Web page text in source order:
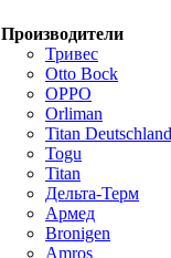
Производители
Тривес
Otto Bock
OPPO
Orliman
Titan
Togu
Titan
Дельта-Терм
Армед
Bronigen
Amros